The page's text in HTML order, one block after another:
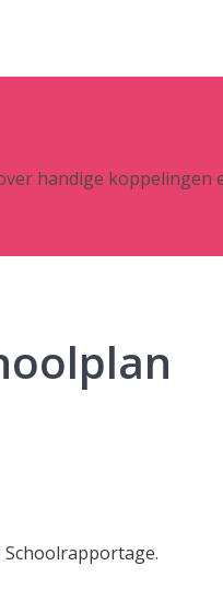
handige koppelingen